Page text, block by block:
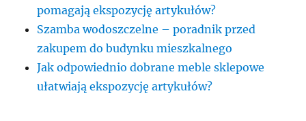
pomagają ekspozycję artykułów?
Szamba wodoszczelne – poradnik przed
zakupem do budynku mieszkalnego
Jak odpowiednio dobrane meble sklepowe
ułatwiają ekspozycję artykułów?